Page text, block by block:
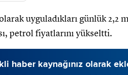
uyguladıkları günlük 2,2
petrol fiyatlarını yükseltti.
haber kaynağınız olarak